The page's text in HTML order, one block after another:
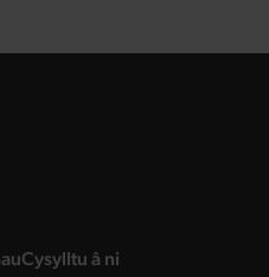
landing page
Cysylltu â nilanding page